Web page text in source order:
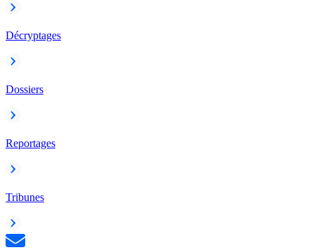
Décryptages
Dossiers
Reportages
Tribunes